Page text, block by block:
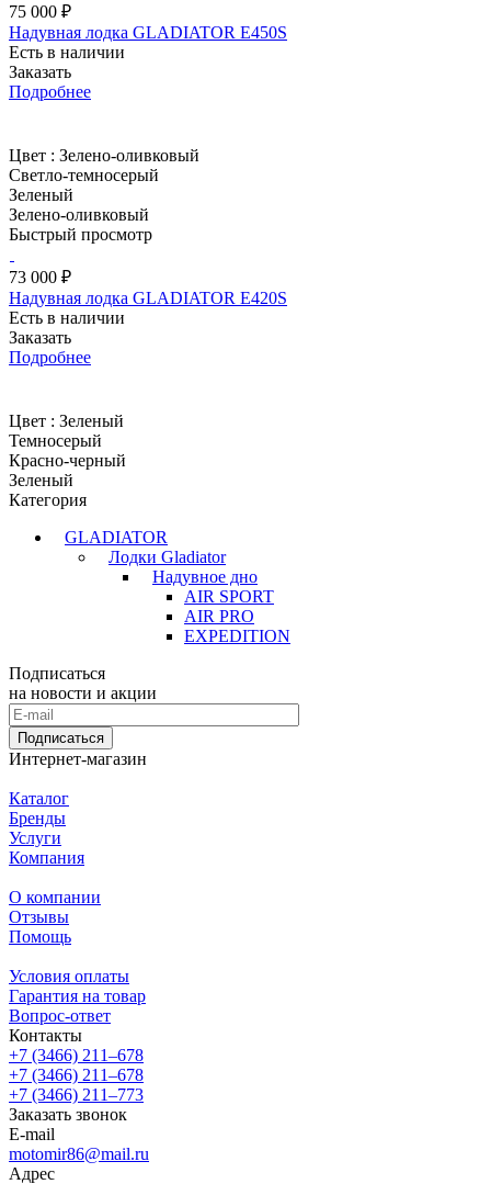
75 000 ₽
Надувная лодка GLADIATOR E450S
Есть в наличии
Заказать
Подробнее
Цвет : Зелено-оливковый
Светло-темносерый
Зеленый
Зелено-оливковый
Быстрый просмотр
73 000 ₽
Надувная лодка GLADIATOR E420S
Есть в наличии
Заказать
Подробнее
Цвет : Зеленый
Темносерый
Красно-черный
Зеленый
Категория
GLADIATOR
Лодки Gladiator
Надувное дно
AIR SPORT
AIR PRO
EXPEDITION
Подписаться
на новости и акции
Подписаться
Интернет-магазин
Каталог
Бренды
Услуги
Компания
О компании
Отзывы
Помощь
Условия оплаты
Гарантия на товар
Вопрос-ответ
Контакты
+7 (3466) 211‒678
+7 (3466) 211‒678
+7 (3466) 211‒773
Заказать звонок
E-mail
motomir86@mail.ru
Адрес